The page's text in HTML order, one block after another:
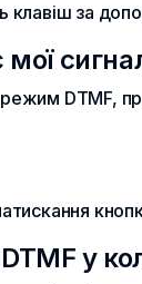
клавіш за
мої
режим DTMF,
у